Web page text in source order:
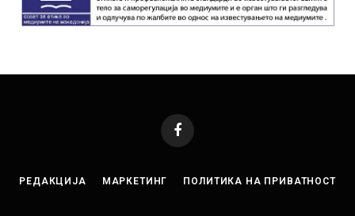
Facebook
РЕДАКЦИЈА МАРКЕТИНГ ПОЛИТИКА НА ПРИВАТНОСТ